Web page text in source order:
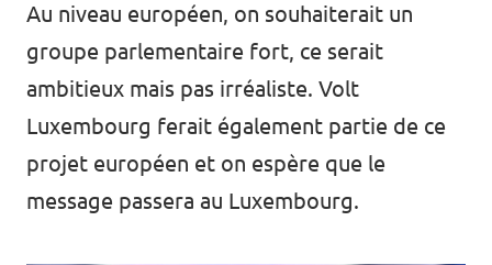
Au niveau européen, on souhaiterait un
groupe parlementaire fort, ce serait
ambitieux mais pas irréaliste. Volt
Luxembourg ferait également partie de ce
projet européen et on espère que le
message passera au Luxembourg.